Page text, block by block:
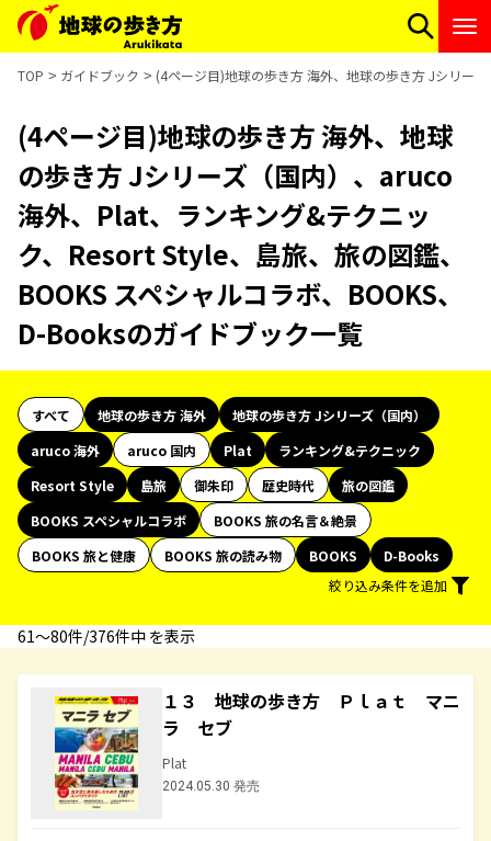
TOP ガイドブック (4ページ目)地球の歩き方 海外、地球の歩き方 Jシリー
(4ページ目)地球の歩き方 海外、地球
の歩き方 Jシリーズ（国内）、aruco
海外、Plat、ランキング&テクニッ
ク、Resort Style、島旅、旅の図鑑、
BOOKS スペシャルコラボ、BOOKS、
D-Booksのガイドブック一覧
すべて 地球の歩き方 海外
地球の歩き方 Jシリーズ（国内）
aruco 海外
aruco 国内 Plat
ランキング&テクニック
Resort Style
島旅 御朱印 歴史時代
旅の図鑑
BOOKS スペシャルコラボ
BOOKS 旅の名言＆絶景
BOOKS 旅と健康
BOOKS 旅の読み物 BOOKS
D-Books
絞り込み条件を追加
61〜80件/376件中 を表示
１３ 地球の歩き方 Ｐｌａｔ マニ
ラ セブ
Plat
2024.05.30 発売